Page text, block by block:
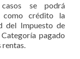
se podrá
como crédito la
del Impuesto de
pagado
rentas.